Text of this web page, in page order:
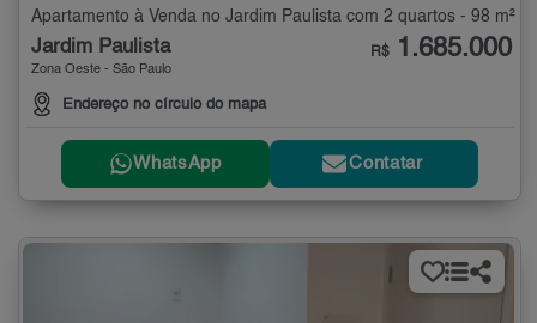
Apartamento à Venda no Jardim Paulista com 2 quartos - 98 m²
Jardim Paulista
Zona Oeste - São Paulo
Endereço no círculo do mapa
R$ 1.685.000
WhatsApp Contatar